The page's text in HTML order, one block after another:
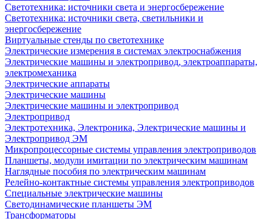
Светотехника: источники света и энергосбережение
Светотехника: источники света, светильники и
энергосбережение
Виртуальные стенды по светотехнике
Электрические измерения в системах электроснабжения
Электрические машины и электропривод, электроаппараты,
электромеханика
Электрические аппараты
Электрические машины
Электрические машины и электропривод
Электропривод
Электротехника, Электроника, Электрические машины и
Электропривод ЭМ
Микропроцессорные системы управления электроприводов
Планшеты, модули имитации по электрическим машинам
Наглядные пособия по электрическим машинам
Релейно-контактные системы управления электроприводов
Специальные электрические машины
Светодинамические планшеты ЭМ
Трансформаторы